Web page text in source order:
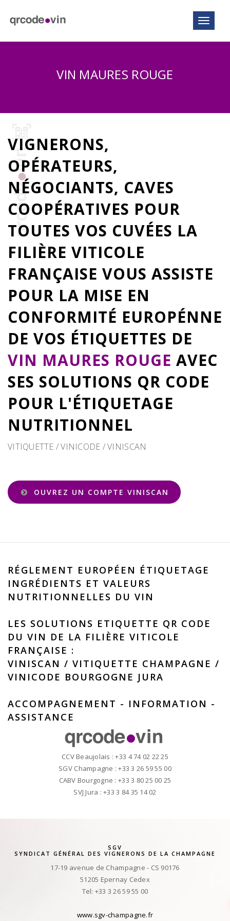
Toggle
VIN MAURES ROUGE
VIGNERONS,
OPÉRATEURS,
NÉGOCIANTS, CAVES
COOPÉRATIVES POUR
TOUTES VOS CUVÉES LA
FILIÈRE VITICOLE
FRANÇAISE VOUS ASSISTE
POUR LA MISE EN
CONFORMITÉ EUROPÉNNE
DE VOS ÉTIQUETTES DE
VIN MAURES ROUGE AVEC
SES SOLUTIONS QR CODE
POUR L'ÉTIQUETAGE
NUTRITIONNEL
VITIQUETTE / VINICODE / VINISCAN
OUVREZ UN COMPTE VINISCAN
RÉGLEMENT EUROPÉEN ÉTIQUETAGE
INGRÉDIENTS ET VALEURS
NUTRITIONNELLES DU VIN
LES SOLUTIONS ETIQUETTE QR CODE
DU VIN DE LA FILIÈRE VITICOLE
FRANÇAISE :
VINISCAN / VITIQUETTE CHAMPAGNE /
VINICODE BOURGOGNE JURA
ACCOMPAGNEMENT - INFORMATION -
ASSISTANCE
CCV Beaujolais : +33 4 74 02 22 25
SGV Champagne : +33 3 26 59 55 00
CABV Bourgogne : +33 3 80 25 00 25
SVJ Jura : +33 3 84 35 14 02
SGV
SYNDICAT GÉNÉRAL DES VIGNERONS DE LA CHAMPAGNE
17-19 avenue de Champagne - CS 90176
51205 Epernay Cedex
Tel: +33 3 26 59 55 00
www.sgv-champagne.fr